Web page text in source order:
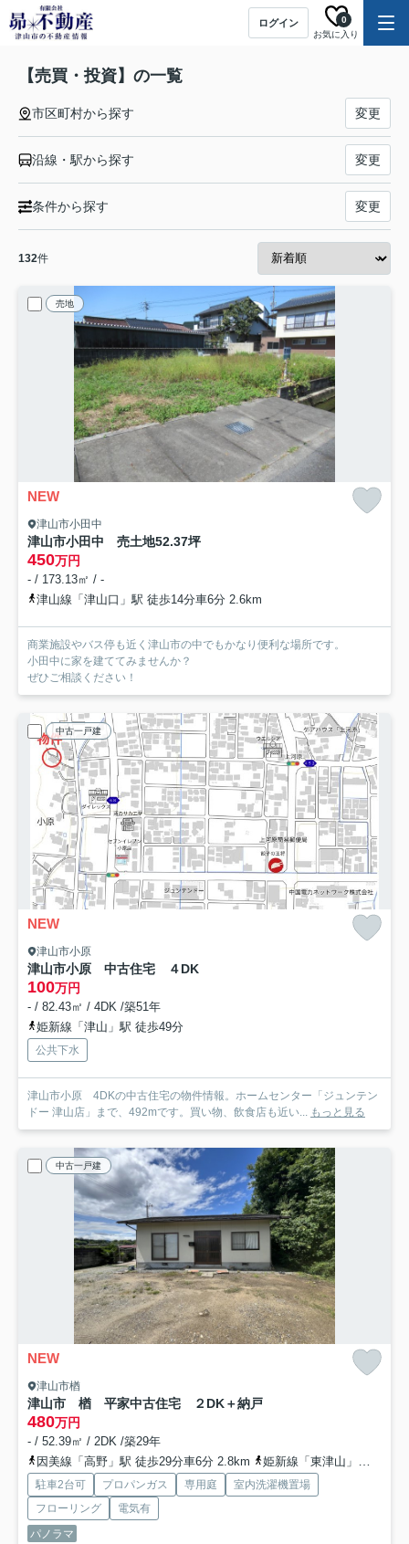
ログイン
お気に入り
0
【売買・投資】の一覧
市区町村から探す 変更
沿線・駅から探す 変更
条件から探す 変更
132件
売地
NEW
津山市小田中
津山市小田中 売土地52.37坪
450万円
- / 173.13㎡ / -
津山線「津山口」駅 徒歩14分車6分 2.6km
商業施設やバス停も近く津山市の中でもかなり便利な場所です。
小田中に家を建ててみませんか？
ぜひご相談ください！
中古一戸建
NEW
津山市小原
津山市小原 中古住宅 ４DK
100万円
- / 82.43㎡ / 4DK /築51年
姫新線「津山」駅 徒歩49分
公共下水
津山市小原 4DKの中古住宅の物件情報。ホームセンター「ジュンテン
ドー 津山店」まで、492mです。買い物、飲食店も近い... もっと見る
中古一戸建
NEW
津山市楢
津山市 楢 平家中古住宅 ２DK＋納戸
480万円
- / 52.39㎡ / 2DK /築29年
因美線「高野」駅 徒歩29分車6分 2.8km
姫新線「東津山」駅 バス18分 中鉄バス/中鉄北部バス「楢」 停歩5分車16分 6.6km
駐車2台可 プロパンガス 専用庭
室内洗濯機置場
フローリング
電気有
パノラマ